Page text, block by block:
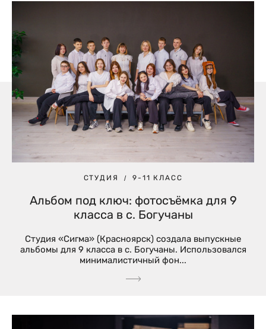
СТУДИЯ 9-11 КЛАСС
Альбом под ключ: фотосъёмка для 9
класса в с. Богучаны
Студия «Сигма» (Красноярск) создала выпускные
альбомы для 9 класса в с. Богучаны. Использовался
минималистичный фон...